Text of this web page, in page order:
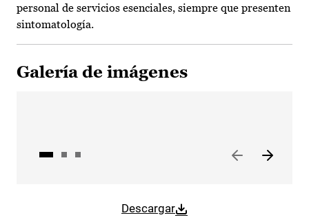
personal de servicios esenciales, siempre que presenten
sintomatología.
Galería de imágenes
Descargar